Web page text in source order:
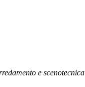
e scenotecnica